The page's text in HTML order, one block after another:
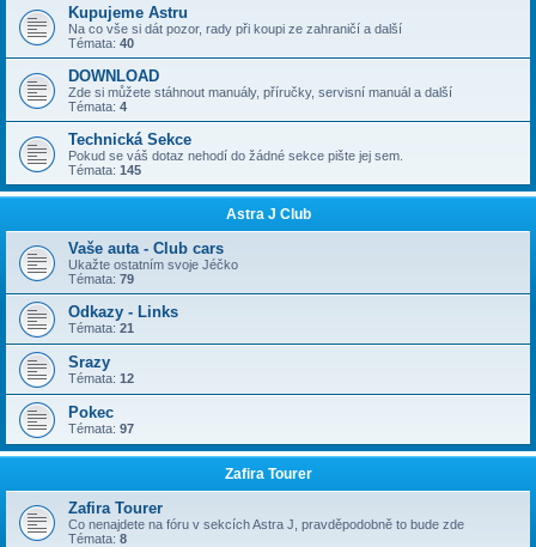
Kupujeme Astru
Na co vše si dát pozor, rady při koupi ze zahraničí a další
Témata: 40
DOWNLOAD
Zde si můžete stáhnout manuály, příručky, servisní manuál a další
Témata: 4
Technická Sekce
Pokud se váš dotaz nehodí do žádné sekce pište jej sem.
Témata: 145
Astra J Club
Vaše auta - Club cars
Ukažte ostatním svoje Jéčko
Témata: 79
Odkazy - Links
Témata: 21
Srazy
Témata: 12
Pokec
Témata: 97
Zafira Tourer
Zafira Tourer
Co nenajdete na fóru v sekcích Astra J, pravděpodobně to bude zde
Témata: 8